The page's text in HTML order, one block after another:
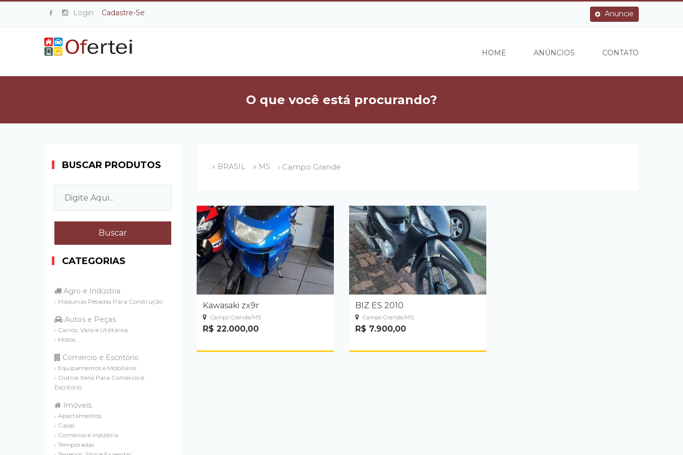
Login Cadastre-Se Anuncie
HOME ANÚNCIOS CONTATO
O que você está procurando?
BUSCAR PRODUTOS
CATEGORIAS
Agro e Indústria
› Máquinas Pesadas Para Construção
Autos e Peças
› Carros, Vans e Utilitários
› Motos
Comércio e Escritório
› Equipamentos e Mobiliário
› Outros Itens Para Comércio e
Escritório
Imóveis
› Apartamentos
› Casas
› Comércio e Indústria
› Temporadas
» BRASIL » MS › Campo Grande
Kawasaki zx9r
Campo Grande/MS
R$ 22.000,00
BIZ ES 2010
Campo Grande/MS
R$ 7.900,00